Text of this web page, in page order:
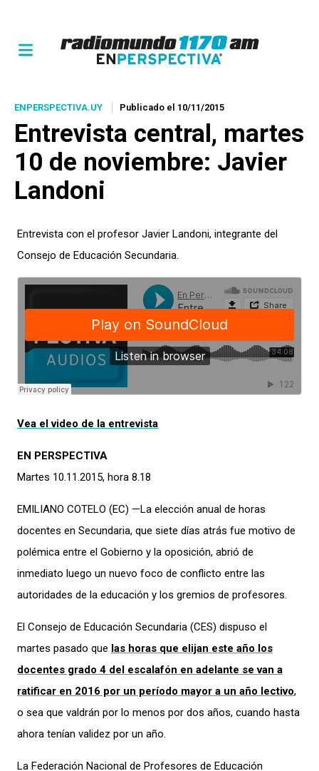
ENPERSPECTIVA.UY Publicado el 10/11/2015
Entrevista central, martes
10 de noviembre: Javier
Landoni
Entrevista con el profesor Javier Landoni, integrante del
Consejo de Educación Secundaria.
Vea el video de la entrevista
EN PERSPECTIVA
Martes 10.11.2015, hora 8.18
EMILIANO COTELO (EC) —La elección anual de horas
docentes en Secundaria, que siete días atrás fue motivo de
polémica entre el Gobierno y la oposición, abrió de
inmediato luego un nuevo foco de conflicto entre las
autoridades de la educación y los gremios de profesores.
El Consejo de Educación Secundaria (CES) dispuso el
martes pasado que las horas que elijan este año los
docentes grado 4 del escalafón en adelante se van a
ratificar en 2016 por un período mayor a un año lectivo,
o sea que valdrán por lo menos por dos años, cuando hasta
ahora tenían validez por un año.
La Federación Nacional de Profesores de Educación